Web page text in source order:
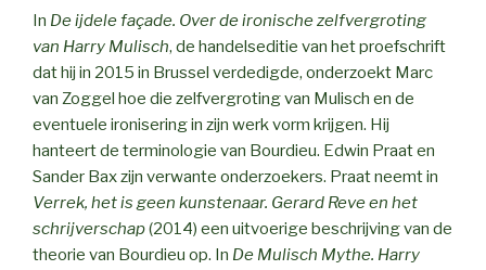
In De ijdele façade. Over de ironische zelfvergroting
van Harry Mulisch, de handelseditie van het proefschrift
dat hij in 2015 in Brussel verdedigde, onderzoekt Marc
van Zoggel hoe die zelfvergroting van Mulisch en de
eventuele ironisering in zijn werk vorm krijgen. Hij
hanteert de terminologie van Bourdieu. Edwin Praat en
Sander Bax zijn verwante onderzoekers. Praat neemt in
Verrek, het is geen kunstenaar. Gerard Reve en het
schrijverschap(2014) een uitvoerige beschrijving van de
theorie van Bourdieu op. In De Mulisch Mythe. Harry